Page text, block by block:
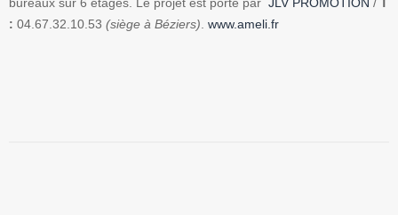
bureaux sur 6 étages. Le projet est porté par JLV PROMOTION / T
: 04.67.32.10.53 (siège à Béziers). www.ameli.fr